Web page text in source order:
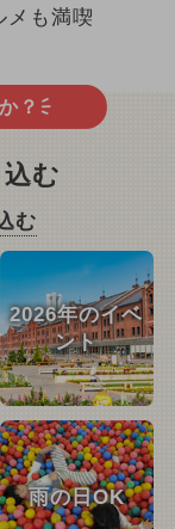
メも満喫
？
む
む
2026年のイベ
ント
雨の日OK